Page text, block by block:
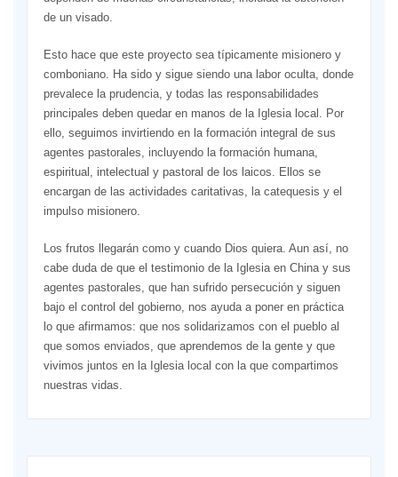
de un visado.
Esto hace que este proyecto sea típicamente misionero y
comboniano. Ha sido y sigue siendo una labor oculta, donde
prevalece la prudencia, y todas las responsabilidades
principales deben quedar en manos de la Iglesia local. Por
ello, seguimos invirtiendo en la formación integral de sus
agentes pastorales, incluyendo la formación humana,
espiritual, intelectual y pastoral de los laicos. Ellos se
encargan de las actividades caritativas, la catequesis y el
impulso misionero.
Los frutos llegarán como y cuando Dios quiera. Aun así, no
cabe duda de que el testimonio de la Iglesia en China y sus
agentes pastorales, que han sufrido persecución y siguen
bajo el control del gobierno, nos ayuda a poner en práctica
lo que afirmamos: que nos solidarizamos con el pueblo al
que somos enviados, que aprendemos de la gente y que
vivimos juntos en la Iglesia local con la que compartimos
nuestras vidas.